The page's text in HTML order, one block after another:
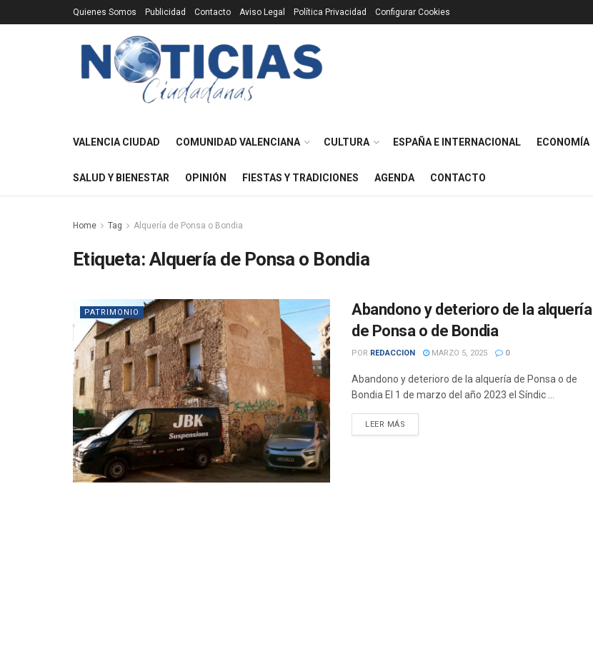
Quienes Somos Publicidad Contacto Aviso Legal Política Privacidad Configurar Cookies
VALENCIA CIUDAD COMUNIDAD VALENCIANA CULTURA ESPAÑA E INTERNACIONAL ECONOMÍA
SALUD Y BIENESTAR OPINIÓN FIESTAS Y TRADICIONES AGENDA CONTACTO
Home Tag Alquería de Ponsa o Bondia
Etiqueta: Alquería de Ponsa o Bondia
PATRIMONIO
Abandono y deterioro de la alquería
de Ponsa o de Bondia
POR REDACCION MARZO 5, 2025 0
Abandono y deterioro de la alquería de Ponsa o de
Bondia El 1 de marzo del año 2023 el Síndic ...
LEER MÁS